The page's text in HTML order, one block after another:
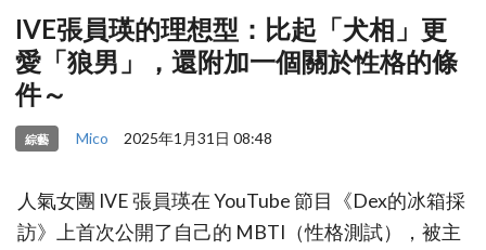
IVE張員瑛的理想型：比起「犬相」更
愛「狼男」，還附加一個關於性格的條
件～
綜藝 Mico 2025年1月31日 08:48
人氣女團 IVE 張員瑛在 YouTube 節目《Dex的冰箱採
訪》上首次公開了自己的 MBTI（性格測試），被主